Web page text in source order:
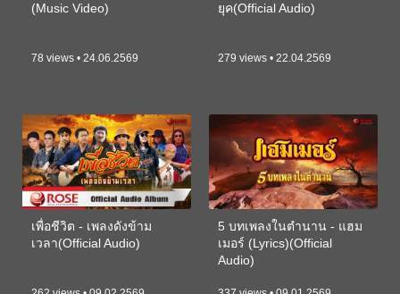
(Music Video)
78 views • 24.06.2569
ยุค(Official Audio)
279 views • 22.04.2569
เพื่อชีวิต - เพลงดังข้าม
เวลา(Official Audio)
5 บทเพลงในตำนาน - แฮม
เมอร์ (Lyrics)(Official
Audio)